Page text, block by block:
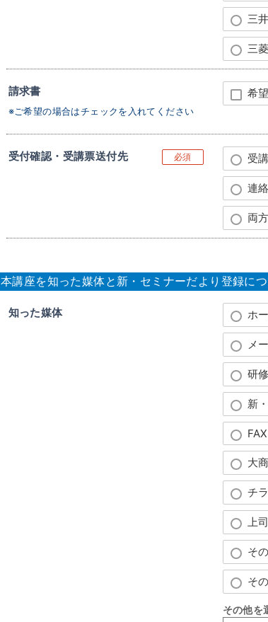
三
三
請求書
※ご希望の場合はチェックを入れてください
希
受付確認・受講票送付先 必須 受
連
両方
本講座を知った媒体と新・セミナーだより登録に
知った媒体 ホ
メ
研
新
FAX
大
チ
上
そ
そ
その他を